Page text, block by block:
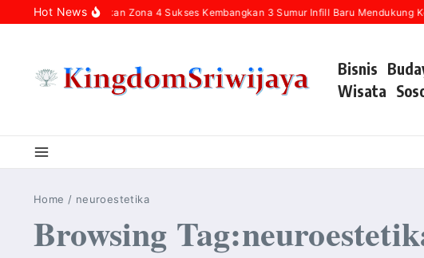
Skip to content
Hot News
Pertamina Hulu Rokan Zona 4 Sukses Kembangkan 3 Sumur Infill Baru Mendukung
Bisnis
Wisata
Home / neuroestetika
Browsing